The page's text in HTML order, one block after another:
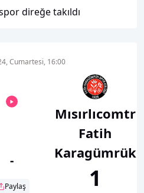
direğe takıldı
Cumartesi, 16:00
-
Paylaş
Mısırlıcomtr
Fatih
Karagümrük
1